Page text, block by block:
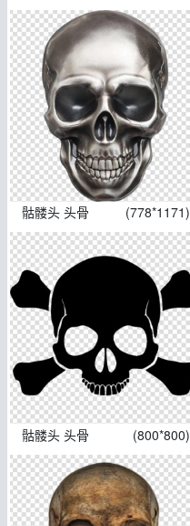
骷髅头 头骨 (778*1171)
骷髅头 头骨 (800*800)